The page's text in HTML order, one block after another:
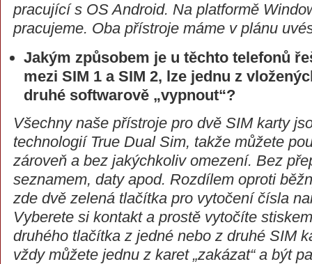
pracující s OS Android. Na platformě
pracujeme. Oba přístroje máme v plánu
Jakým způsobem je u těchto telefonů
mezi SIM 1 a SIM 2, lze jednu z
druhé softwarově „vypnout“?
Všechny naše přístroje pro dvě SIM karty
technologií True Dual Sim, takže můžete
zároveň a bez jakýchkoliv omezení. Bez
seznamem, daty apod. Rozdílem oproti
zde dvě zelená tlačítka pro vytočení čísla
Vyberete si kontakt a prostě vytočíte
druhého tlačítka z jedné nebo z druhé SIM
vždy můžete jednu z karet „zakázat“ a být